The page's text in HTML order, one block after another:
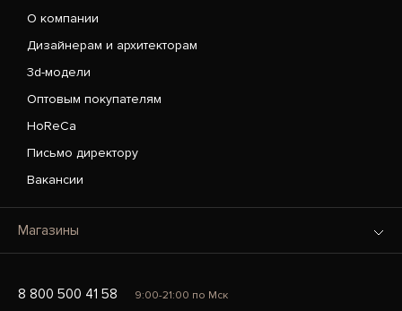
О компании
Дизайнерам и архитекторам
3d-модели
Оптовым покупателям
HoReCa
Письмо директору
Вакансии
Магазины
8 800 500 41 58 9:00-21:00 по Мск